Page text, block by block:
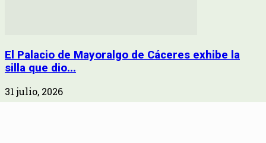
El Palacio de Mayoralgo de Cáceres exhibe la
silla que dio...
31 julio, 2026